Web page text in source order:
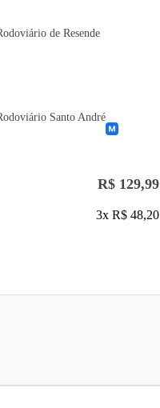
de Resende
Santo André
R$ 129,99
3x R$ 48,20